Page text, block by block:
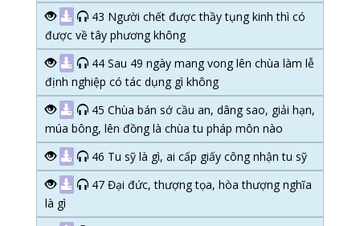
43 Người chết được thầy tụng kinh thì có
được về tây phương không
44 Sau 49 ngày mang vong lên chùa làm lễ
định nghiệp có tác dụng gì không
45 Chùa bán sớ cầu an, dâng sao, giải hạn,
múa bông, lên đồng là chùa tu pháp môn nào
46 Tu sỹ là gì, ai cấp giấy công nhận tu sỹ
47 Đại đức, thượng tọa, hòa thượng nghĩa
là gì